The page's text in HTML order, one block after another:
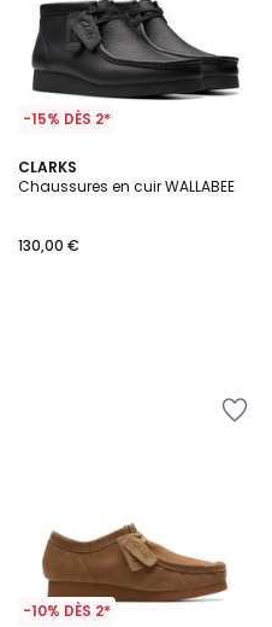
-15% DÈS 2*
CLARKS
Chaussures en cuir WALLABEE
130,00 €
-10% DÈS 2*